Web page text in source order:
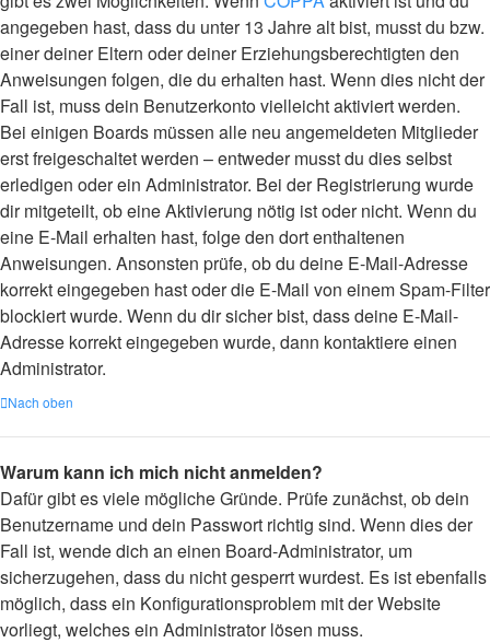
angegeben hast, dass du unter 13 Jahre alt bist, musst du bzw.
einer deiner Eltern oder deiner Erziehungsberechtigten den
Anweisungen folgen, die du erhalten hast. Wenn dies nicht der
Fall ist, muss dein Benutzerkonto vielleicht aktiviert werden.
Bei einigen Boards müssen alle neu angemeldeten Mitglieder
erst freigeschaltet werden – entweder musst du dies selbst
erledigen oder ein Administrator. Bei der Registrierung wurde
dir mitgeteilt, ob eine Aktivierung nötig ist oder nicht. Wenn du
eine E-Mail erhalten hast, folge den dort enthaltenen
Anweisungen. Ansonsten prüfe, ob du deine E-Mail-Adresse
korrekt eingegeben hast oder die E-Mail von einem Spam-Filter
blockiert wurde. Wenn du dir sicher bist, dass deine E-Mail-
Adresse korrekt eingegeben wurde, dann kontaktiere einen
Administrator.
Nach oben
Warum kann ich mich nicht anmelden?
Dafür gibt es viele mögliche Gründe. Prüfe zunächst, ob dein
Benutzername und dein Passwort richtig sind. Wenn dies der
Fall ist, wende dich an einen Board-Administrator, um
sicherzugehen, dass du nicht gesperrt wurdest. Es ist ebenfalls
möglich, dass ein Konfigurationsproblem mit der Website
vorliegt, welches ein Administrator lösen muss.